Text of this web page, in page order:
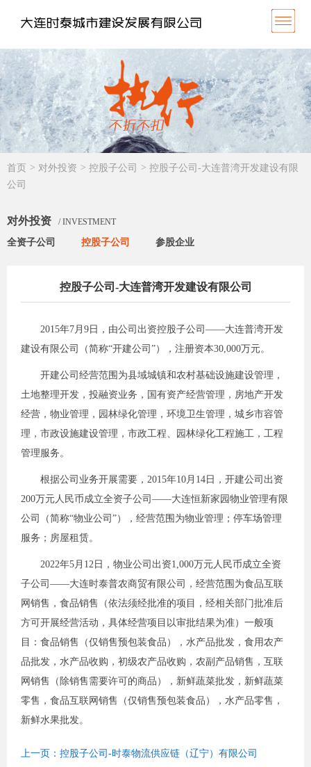
首页 > 对外投资 > 控股子公司 > 控股子公司-大连普湾开发建设有限
公司
对外投资 / INVESTMENT
全资子公司 控股子公司 参股企业
控股子公司-大连普湾开发建设有限公司
2015年7月9日，由公司出资控股子公司——大连普湾开发
建设有限公司（简称“开建公司”），注册资本30,000万元。
开建公司经营范围为县域城镇和农村基础设施建设管理，
土地整理开发，投融资业务，国有资产经营管理，房地产开发
经营，物业管理，园林绿化管理，环境卫生管理，城乡市容管
理，市政设施建设管理，市政工程、园林绿化工程施工，工程
管理服务。
根据公司业务开展需要，2015年10月14日，开建公司出资
200万元人民币成立全资子公司——大连恒新家园物业管理有限
公司（简称“物业公司”），经营范围为物业管理；停车场管理
服务；房屋租赁。
2022年5月12日，物业公司出资1,000万元人民币成立全资
子公司——大连时泰普农商贸有限公司，经营范围为食品互联
网销售，食品销售（依法须经批准的项目，经相关部门批准后
方可开展经营活动，具体经营项目以审批结果为准）一般项
目：食品销售（仅销售预包装食品），水产品批发，食用农产
品批发，水产品收购，初级农产品收购，农副产品销售，互联
网销售（除销售需要许可的商品），新鲜蔬菜批发，新鲜蔬菜
零售，食品互联网销售（仅销售预包装食品），水产品零售，
新鲜水果批发。
上一页：控股子公司-时泰物流供应链（辽宁）有限公司